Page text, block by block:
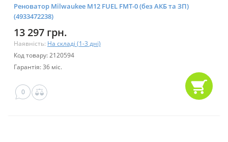
Реноватор Milwaukee M12 FUEL FMT-0 (без АКБ та ЗП)
(4933472238)
13 297 грн.
Наявність: На складі (1-3 дні)
Код товару: 2120594
Гарантія: 36 міс.
0